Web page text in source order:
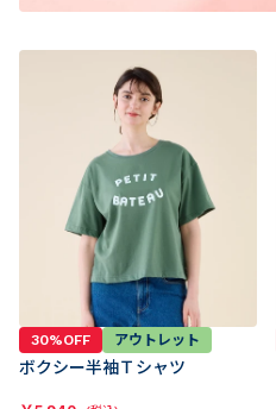
30%OFF アウトレット
ボクシー半袖Ｔシャツ